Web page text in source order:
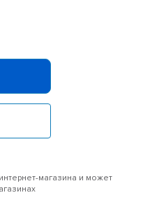
магазина и может